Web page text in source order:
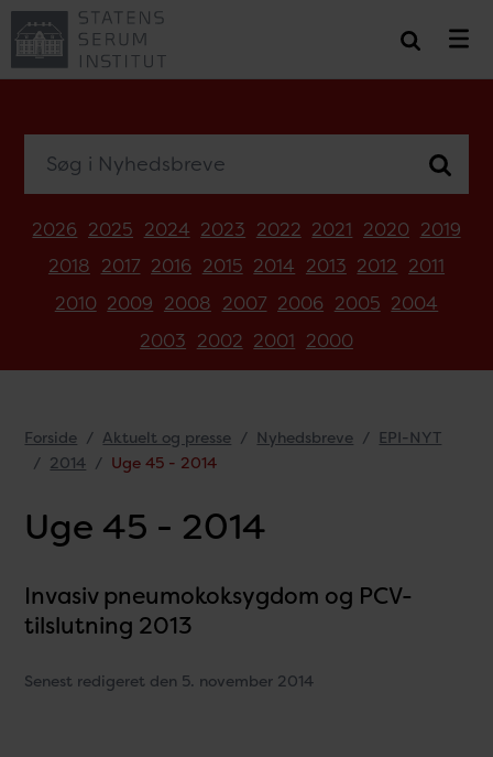
2026 2025 2024 2023 2022 2021 2020 2019
2018 2017 2016 2015 2014 2013 2012 2011
2010 2009 2008 2007 2006 2005 2004
2003 2002 2001 2000
Forside Aktuelt og presse Nyhedsbreve
EPI-NYT
2014
Uge 45 - 2014
Uge 45 - 2014
Invasiv pneumokoksygdom og PCV-
tilslutning 2013
Senest redigeret den 5. november 2014